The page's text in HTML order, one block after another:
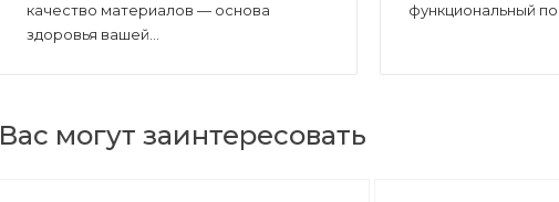
качество материалов — основа
здоровья вашей...
функциональный
Вас могут заинтересовать